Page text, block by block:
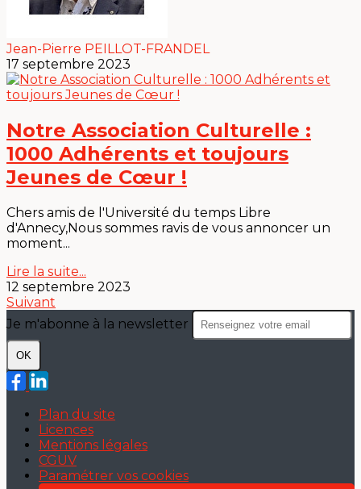
Jean-Pierre PEILLOT-FRANDEL
17 septembre 2023
Notre Association Culturelle :
1000 Adhérents et toujours
Jeunes de Cœur !
Chers amis de l'Université du temps Libre
d'Annecy,Nous sommes ravis de vous annoncer un
moment...
Lire la suite...
12 septembre 2023
Suivant
Je m'abonne à la newsletter
OK
Plan du site
Licences
Mentions légales
CGUV
Paramétrer vos cookies